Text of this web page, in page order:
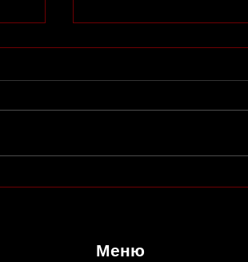
Александр Пуолакайнен:
Меню